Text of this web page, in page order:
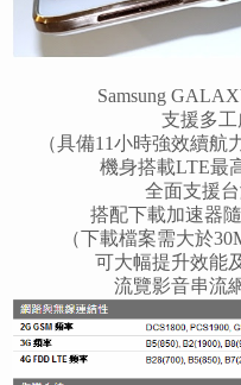
Samsung
支援多工
（具備11小時強效續航
機身搭載LTE最
全面支援台
搭配下載加速器
（下載檔案需大於
可大幅提升效能
流覽影音串流